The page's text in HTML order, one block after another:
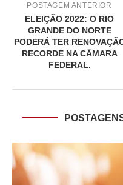
POSTAGEM ANTERIOR
ELEIÇÃO 2022: O RIO
GRANDE DO NORTE
PODERÁ TER
RECORDE NA CÂMARA
FEDERAL.